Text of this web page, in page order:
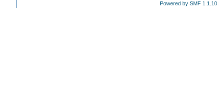
Powered by SMF 1.1.10